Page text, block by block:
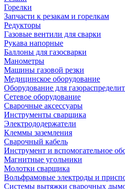
Горелки
Запчасти к резакам и горелкам
Редукторы
Газовые вентили для сварки
Рукава напорные
Баллоны для газосварки
Манометры
Машины газовой резки
Медицинское оборудование
Оборудование для
Сетевое оборудование
Сварочные аксессуары
Инструменты сварщика
Электрододержатели
Клеммы заземления
Сварочный кабель
Инструмент и вспомогательное
Магнитные угольники
Молотки сварщика
Вольфрамовые электроды и
Системы вытяжки сварочных